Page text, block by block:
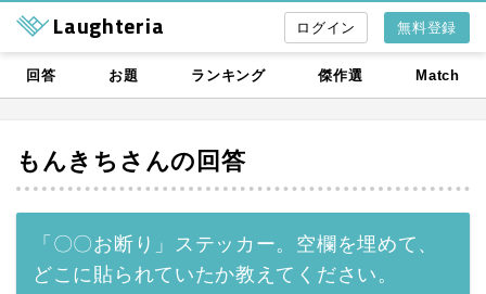
Laughteria 無料登録
回答 お題 ランキング 傑作選 Match
もんきち さんの回答
「〇〇お断り」ステッカー。空欄を埋めて、
どこに貼られていたか教えてください。